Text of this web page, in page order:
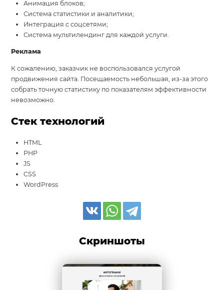
Анимация блоков;
Система статистики и аналитики;
Интеграция с соцсетями;
Система мультилендинг для каждой услуги.
Реклама
К сожалению, заказчик не воспользовался услугой
продвижения сайта. Посещаемость небольшая, из-за этого
собрать точную статистику по показателям эффективности
невозможно.
Стек технологий
HTML
PHP
JS
CSS
WordPress
Скриншоты